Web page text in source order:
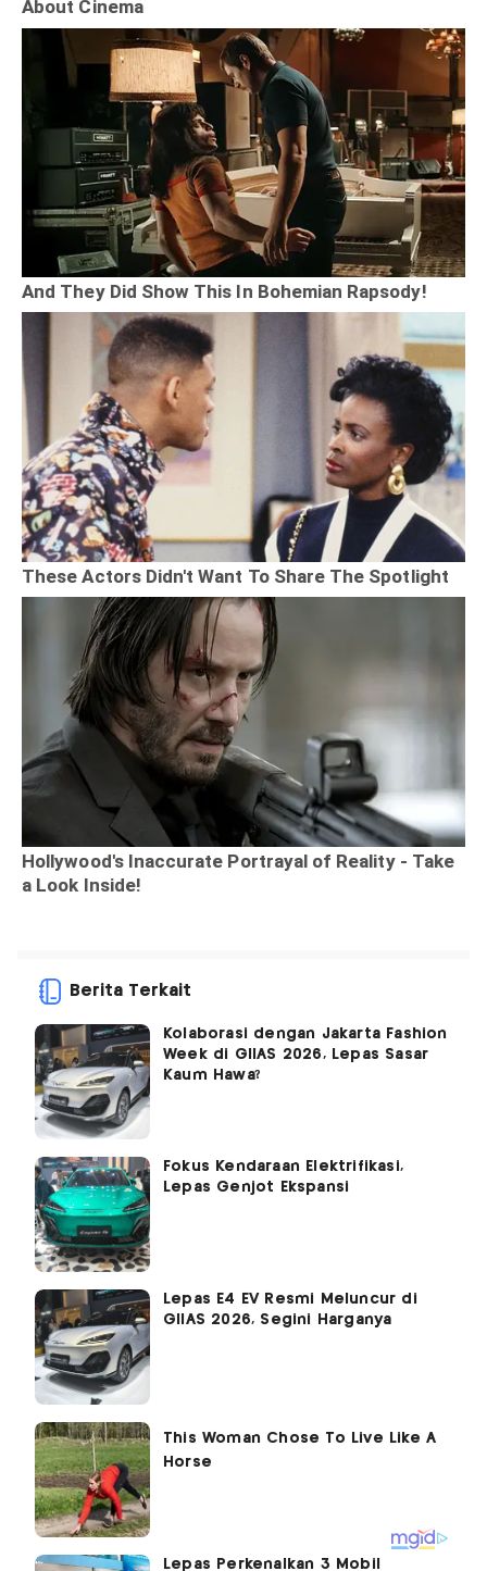
Berita Terkait
Kolaborasi dengan Jakarta Fashion
Week di GIIAS 2026, Lepas Sasar
Kaum Hawa?
Fokus Kendaraan Elektrifikasi,
Lepas Genjot Ekspansi
Lepas E4 EV Resmi Meluncur di
GIIAS 2026, Segini Harganya
Lepas Perkenalkan 3 Mobil